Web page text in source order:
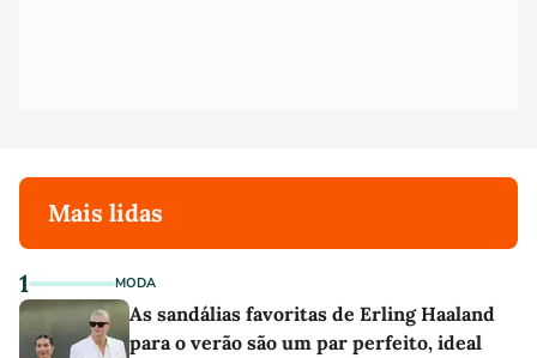
Mais lidas
1 MODA
As sandálias favoritas de Erling Haaland
para o verão são um par perfeito, ideal